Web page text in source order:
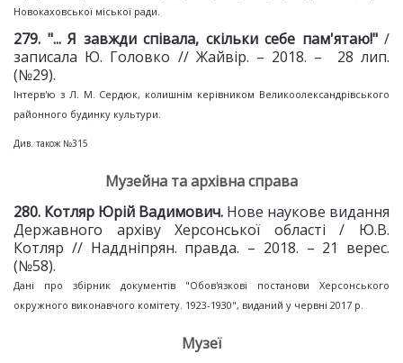
Новокаховської міської ради.
279. "... Я завжди співала, скільки себе пам'ятаю!"/
записала Ю. Головко // Жайвір. – 2018. – 28 лип.
(№29).
Інтерв'ю з Л. М. Сердюк, колишнім керівником Великоолександрівського
районного будинку культури.
Див. також №315
Музейна та архівна справа
280. Котляр Юрій Вадимович. Нове наукове видання
Державного архіву Херсонської області / Ю.В.
Котляр // Наддніпрян. правда. – 2018. – 21 верес.
(№58).
Дані про збірник документів "Обов'язкові постанови Херсонського
окружного виконавчого комітету. 1923-1930", виданий у червні 2017 р.
Музеї